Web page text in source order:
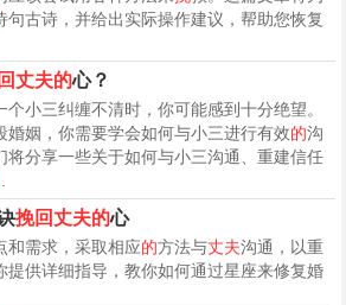
句古诗，并给出实际操作建议，帮助您恢复
丈夫的心？
个小三纠缠不清时，你可能感到十分绝望。
婚姻，你需要学会如何与小三进行有效的沟
将分享一些关于如何与小三沟通、重建信任
挽回丈夫的心
和需求，采取相应的方法与丈夫沟通，以重
提供详细指导，教你如何通过星座来修复婚